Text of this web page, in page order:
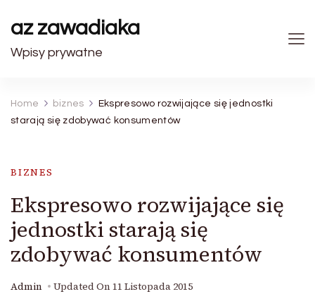
az zawadiaka
Wpisy prywatne
Home biznes
Ekspresowo rozwijające się jednostki
starają się zdobywać konsumentów
BIZNES
Ekspresowo rozwijające się
jednostki starają się
zdobywać konsumentów
Admin Updated On 11 Listopada 2015